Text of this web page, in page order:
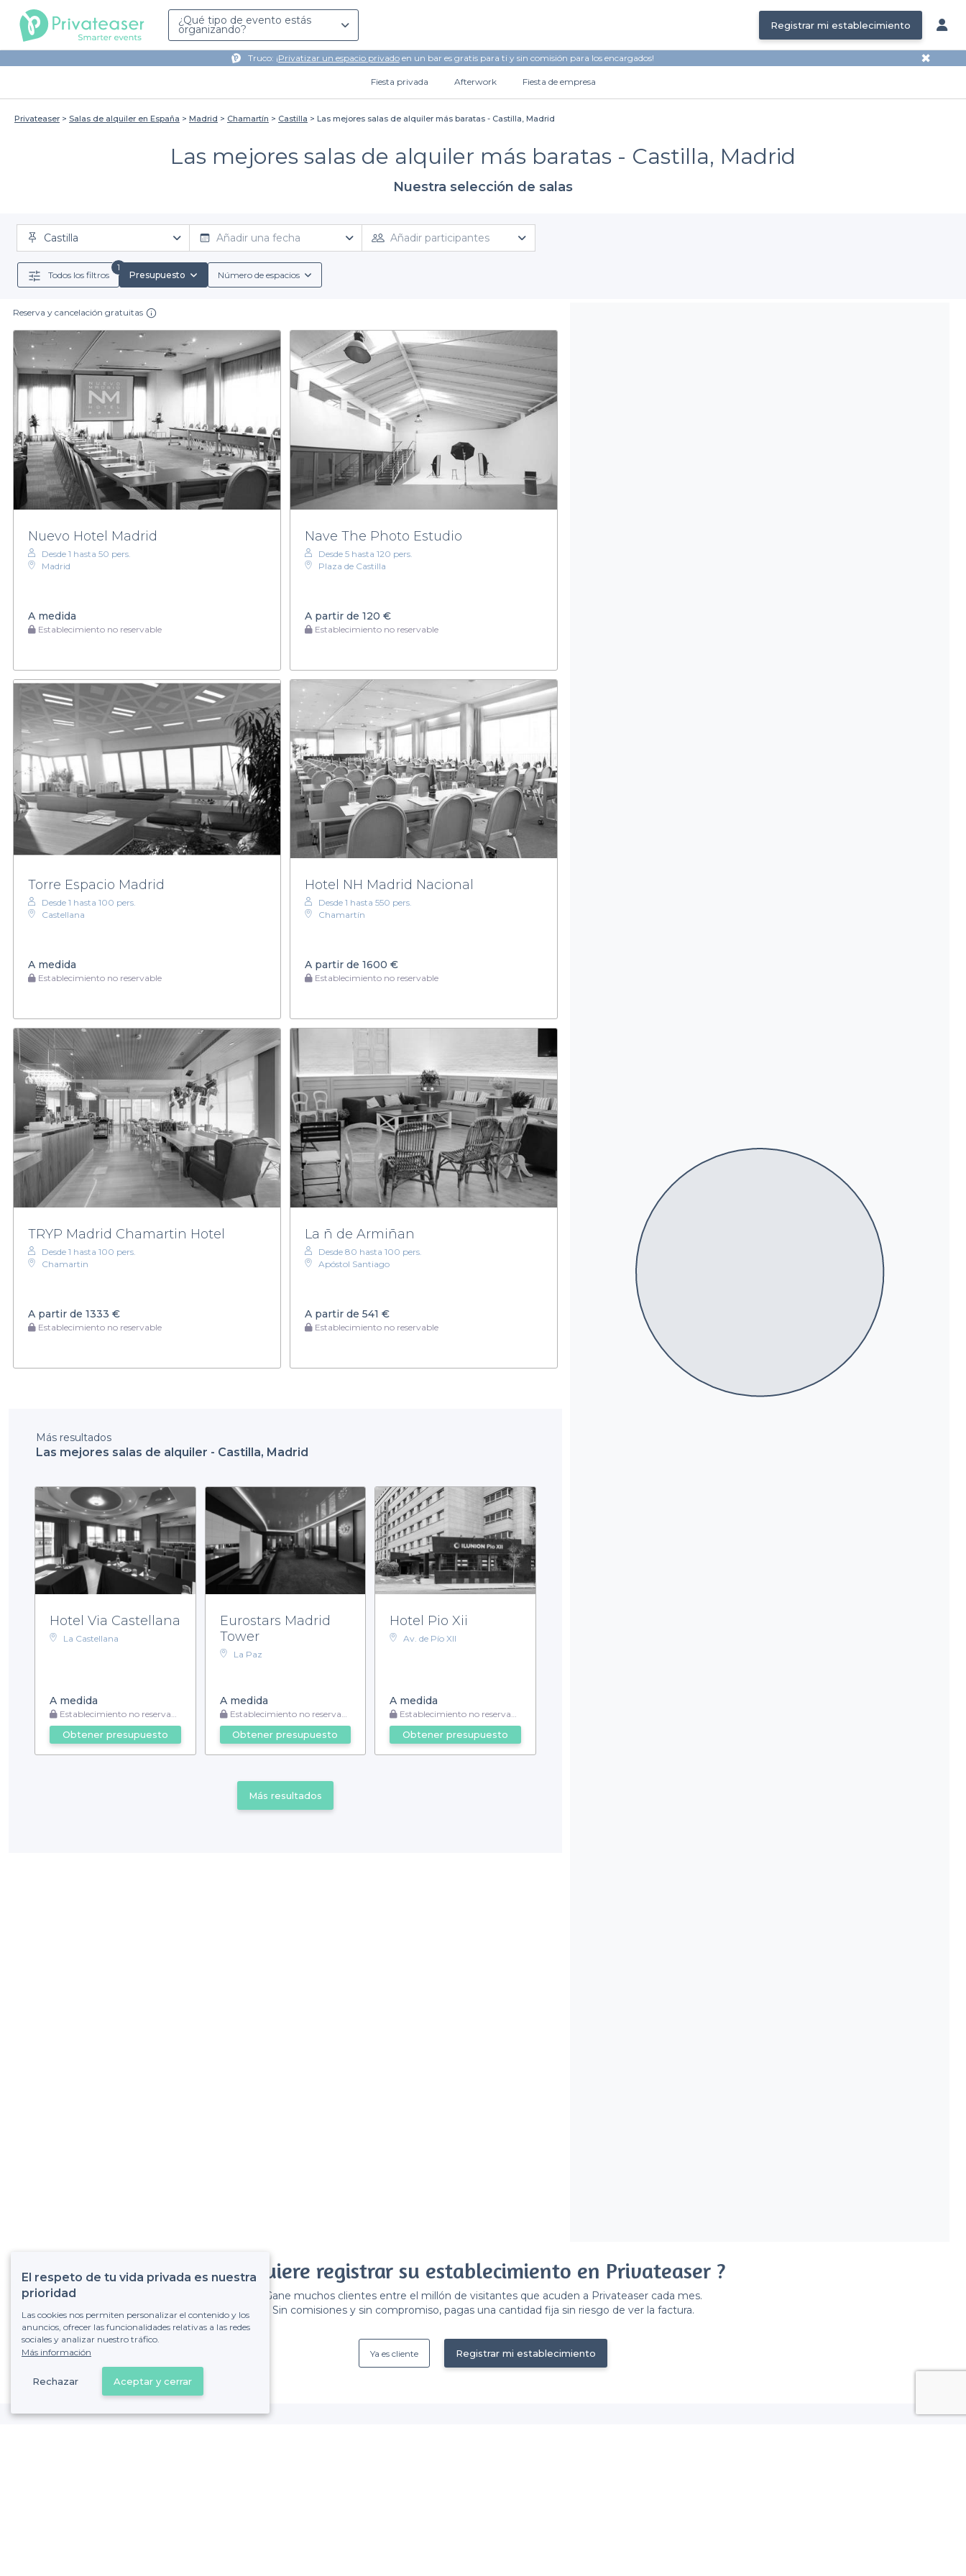
¿Qué tipo de evento estás
organizando? Registrar mi establecimiento
Truco: ¡Privatizar un espacio privadoen un bar es gratis para ti y sin comisión para los encargados! ✖
Fiesta privada Afterwork Fiesta de empresa
Privateaser Salas de alquiler en España Madrid Chamartín Castilla Las mejores salas de alquiler más baratas - Castilla, Madrid
Las mejores salas de alquiler más baratas - Castilla, Madrid
Nuestra selección de salas
Castilla Añadir una fecha Añadir participantes
Todos los filtros
1
Presupuesto Número de espacios
Reserva y cancelación gratuitas
Nuevo Hotel Madrid
Desde 1 hasta 50 pers.
Madrid
A medida
Establecimiento no reservable
Nave The Photo Estudio
Desde 5 hasta 120 pers.
Plaza de Castilla
A partir de 120 €
Establecimiento no reservable
Torre Espacio Madrid
Desde 1 hasta 100 pers.
Castellana
A medida
Establecimiento no reservable
Hotel NH Madrid Nacional
Desde 1 hasta 550 pers.
Chamartín
A partir de 1600 €
Establecimiento no reservable
TRYP Madrid Chamartin Hotel
Desde 1 hasta 100 pers.
Chamartin
A partir de 1333 €
Establecimiento no reservable
La ñ de Armiñan
Desde 80 hasta 100 pers.
Apóstol Santiago
A partir de 541 €
Establecimiento no reservable
Más resultados
Las mejores salas de alquiler - Castilla, Madrid
Hotel Via Castellana
La Castellana
A medida
Establecimiento no reservable
Obtener presupuesto
Eurostars Madrid
Tower
La Paz
A medida
Establecimiento no reservable
Obtener presupuesto
Hotel Pio Xii
Av. de Pío XII
A medida
Establecimiento no reservable
Obtener presupuesto
Más resultados
¿Quiere registrar su establecimiento en Privateaser ?
Gane muchos clientes entre el millón de visitantes que acuden a Privateaser cada mes.
Sin comisiones y sin compromiso, pagas una cantidad fija sin riesgo de ver la factura.
Registrar mi establecimiento
Ya es cliente
El respeto de tu vida privada es nuestra
prioridad
Las cookies nos permiten personalizar el contenido y los
anuncios, ofrecer las funcionalidades relativas a las redes
sociales y analizar nuestro tráfico.
Más información
Rechazar Aceptar y cerrar